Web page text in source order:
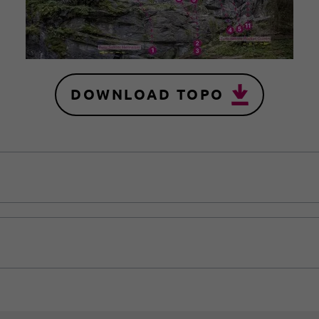
DOWNLOAD TOPO